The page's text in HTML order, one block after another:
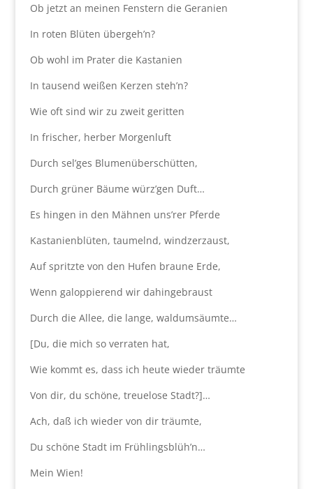
Ob jetzt an meinen Fenstern die Geranien
In roten Blüten übergeh’n?
Ob wohl im Prater die Kastanien
In tausend weißen Kerzen steh’n?
Wie oft sind wir zu zweit geritten
In frischer, herber Morgenluft
Durch sel’ges Blumenüberschütten,
Durch grüner Bäume würz’gen Duft…
Es hingen in den Mähnen uns’rer Pferde
Kastanienblüten, taumelnd, windzerzaust,
Auf spritzte von den Hufen braune Erde,
Wenn galoppierend wir dahingebraust
Durch die Allee, die lange, waldumsäumte…
[Du, die mich so verraten hat,
Wie kommt es, dass ich heute wieder träumte
Von dir, du schöne, treuelose Stadt?]…
Ach, daß ich wieder von dir träumte,
Du schöne Stadt im Frühlingsblüh’n…
Mein Wien!